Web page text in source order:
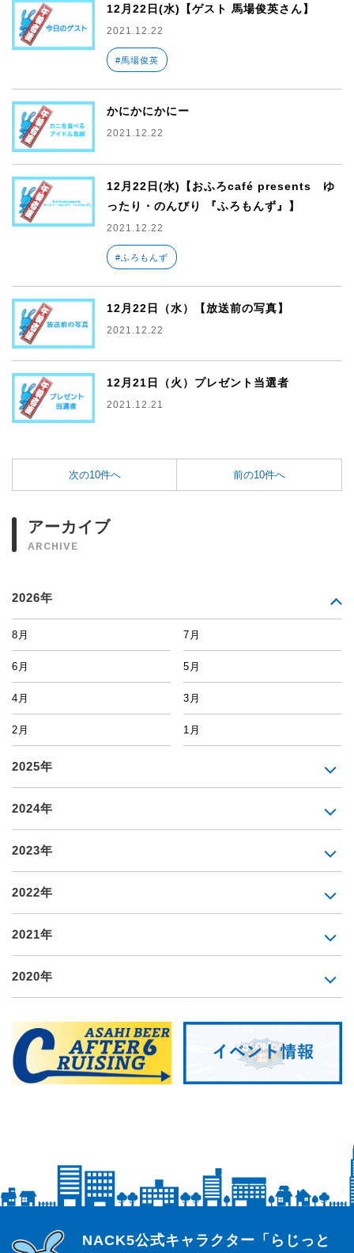
12月22日(水)【ゲスト 馬場俊英さん】
2021.12.22
#馬場俊英
かにかにかにー
2021.12.22
12月22日(水)【おふろcafé presents ゆ
ったり・のんびり 『ふろもんず』】
2021.12.22
#ふろもんず
12月22日（水）【放送前の写真】
2021.12.22
12月21日（火）プレゼント当選者
2021.12.21
次の10件へ 前の10件へ
アーカイブ
ARCHIVE
2026年
8月 7月
6月 5月
4月 3月
2月 1月
2025年
2024年
2023年
2022年
2021年
2020年
らじっと君
NACK5公式キャラクター「らじっと